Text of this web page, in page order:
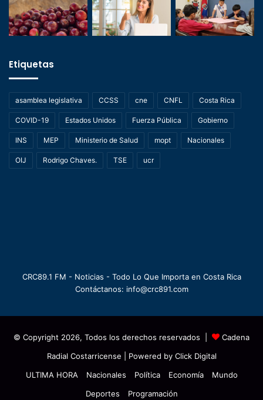
Etiquetas
asamblea legislativa CCSS cne CNFL Costa Rica
COVID-19 Estados Unidos Fuerza Pública Gobierno
INS MEP Ministerio de Salud mopt Nacionales
OIJ Rodrigo Chaves. TSE ucr
CRC89.1 FM - Noticias - Todo Lo Que Importa en Costa Rica
Contáctanos: info@crc891.com
© Copyright 2026, Todos los derechos reservados |
Cadena
Radial Costarricense | Powered by Click Digital
ULTIMA HORA
Nacionales Política Economía
Mundo
Deportes
Programación